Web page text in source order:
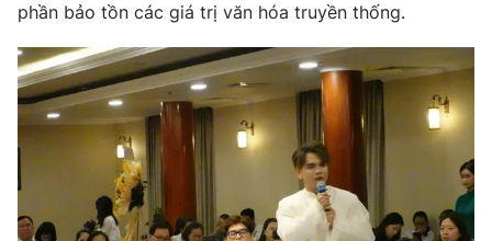
phần bảo tồn các giá trị văn hóa truyền thống.